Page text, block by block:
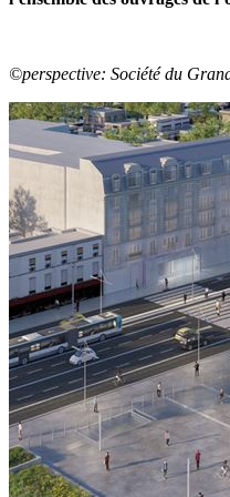
©perspective: Société du